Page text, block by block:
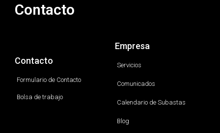
Contacto
Contacto
Formulario de Contacto
Bolsa de trabajo
Empresa
Servicios
Comunicados
Calendario de Subastas
Blog